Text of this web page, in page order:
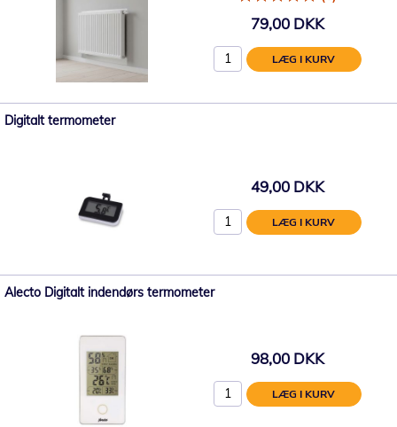
79,00 DKK
LÆG I KURV
Digitalt termometer
49,00 DKK
LÆG I KURV
Alecto Digitalt indendørs termometer
98,00 DKK
LÆG I KURV